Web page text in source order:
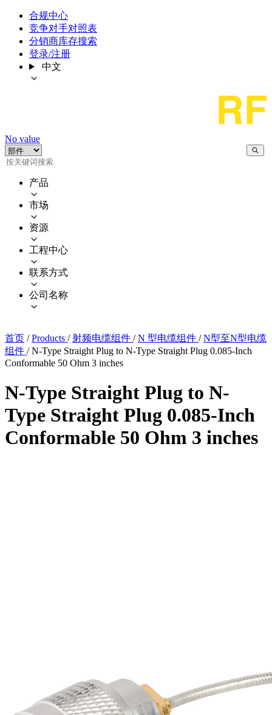
合规中心
竞争对手对照表
分销商库存搜索
登录/注册
中文
No value
产品
市场
资源
工程中心
联系方式
公司名称
首页 / Products / 射频电缆组件 / N 型电缆组件 / N型至N型电缆
组件 / N-Type Straight Plug to N-Type Straight Plug 0.085-Inch
Conformable 50 Ohm 3 inches
N-Type Straight Plug to N-
Type Straight Plug 0.085-Inch
Conformable 50 Ohm 3 inches